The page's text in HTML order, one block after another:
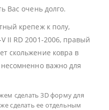
Вас очень долго.
крепеж к полу,
II RD 2001-2006, правый
скольжение ковра в
важно для
сделать 3D форму для
сделать ее отдельным